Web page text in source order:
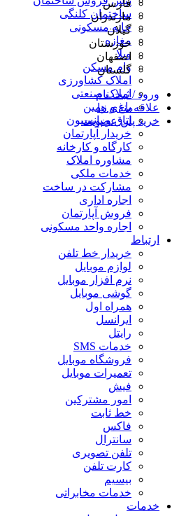
ساختمان کلنگی
خانه مسکونی
مغازه
ویلا
وام مسکن
املاک کشاورزی
املاک صنعتی
باغ و زمین
اتاق و پانسیون
خریدار آپارتمان
کارگاه و کارخانه
مشاوره املاک
خدمات ملکی
مشارکت در ساخت
اجاره اداری
فروش آپارتمان
اجاره واحد مسکونی
ارتباط
خریدار خط تلفن
لوازم موبایل
نرم افزار موبایل
گوشی موبایل
همراه اول
ایرانسل
رایتل
خدمات SMS
فروشگاه موبایل
تعمیرات موبایل
فیش
امور مشترکین
خط ثابت
فاکس
سانترال
تلفن تصویری
کارت تلفن
بیسیم
خدمات مخابراتی
خدمات
فارس
مازندران
گیلان
خوزستان
اصفهان
گلستان
ورود / ثبت نام
علاقه‌مندی ها
خرید پلن عضویت